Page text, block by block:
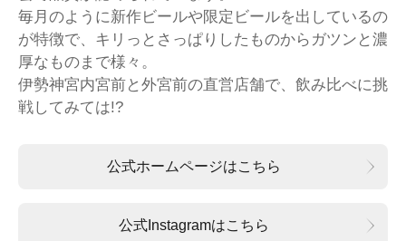
毎月のように新作ビールや限定ビールを出しているの
が特徴で、キリっとさっぱりしたものからガツンと濃
厚なものまで様々。
伊勢神宮内宮前と外宮前の直営店舗で、飲み比べに挑
戦してみては!?
公式ホームページはこちら
公式Instagramはこちら